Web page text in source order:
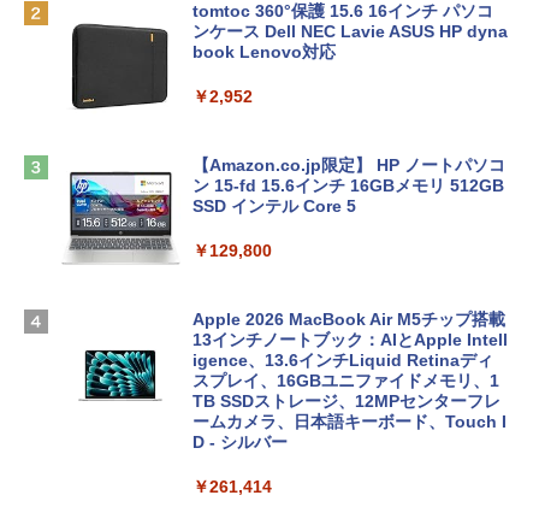
tomtoc 360°保護 15.6 16インチ パソコ
ンケース Dell NEC Lavie ASUS HP dyna
book Lenovo対応
￥2,952
【Amazon.co.jp限定】 HP ノートパソコ
ン 15-fd 15.6インチ 16GBメモリ 512GB
SSD インテル Core 5
￥129,800
Apple 2026 MacBook Air M5チップ搭載
13インチノートブック：AIとApple Intell
igence、13.6インチLiquid Retinaディ
スプレイ、16GBユニファイドメモリ、1
TB SSDストレージ、12MPセンターフレ
ームカメラ、日本語キーボード、Touch I
D - シルバー
￥261,414